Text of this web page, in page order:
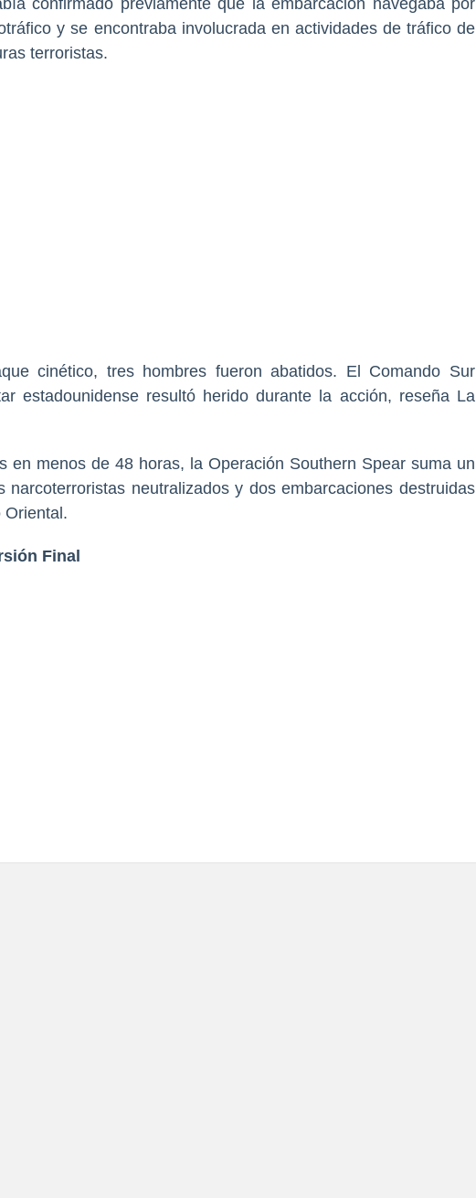
confirmado previamente que la embarcación navegaba por
y se encontraba involucrada en actividades de tráfico de
terroristas.
cinético, tres hombres fueron abatidos. El Comando Sur
estadounidense resultó herido durante la acción, reseña La
en menos de 48 horas, la Operación Southern Spear suma un
narcoterroristas neutralizados y dos embarcaciones destruidas
Oriental.
Final